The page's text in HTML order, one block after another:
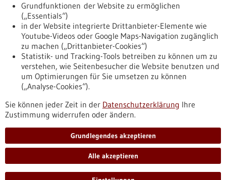
Nach oben
Informiert bleiben
Newsletter abonnieren
Grundfunktionen der Website zu ermöglichen
(„Essentials“)
in der Website integrierte Drittanbieter-Elemente wie
Youtube-Videos oder Google Maps-Navigation zugänglich
zu machen („Drittanbieter-Cookies“)
Statistik- und Tracking-Tools betreiben zu können um zu
verstehen, wie Seitenbesucher die Website benutzen und
um Optimierungen für Sie umsetzen zu können
(„Analyse-Cookies“).
Sie können jeder Zeit in der Datenschutzerklärung Ihre
Zustimmung widerrufen oder ändern.
Grundlegendes akzeptieren
Alle akzeptieren